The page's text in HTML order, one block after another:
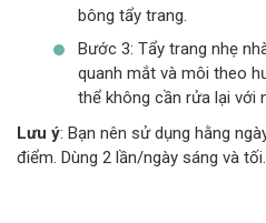
bông tẩy trang.
Bước 3: Tẩy trang nhẹ
quanh mắt và môi theo
thể không cần rửa lại với
Lưu ý: Bạn nên sử dụng hằng
điểm. Dùng 2 lần/ngày sáng và tối.